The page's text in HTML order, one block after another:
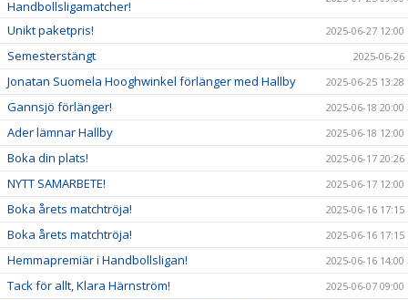
Handbollsligamatcher!
Unikt paketpris! 2025-06-27 12:00
Semesterstängt 2025-06-26
Jonatan Suomela Hooghwinkel förlänger med Hallby 2025-06-25 13:28
Gannsjö förlänger! 2025-06-18 20:00
Ader lämnar Hallby 2025-06-18 12:00
Boka din plats! 2025-06-17 20:26
NYTT SAMARBETE! 2025-06-17 12:00
Boka årets matchtröja! 2025-06-16 17:15
Boka årets matchtröja! 2025-06-16 17:15
Hemmapremiär i Handbollsligan! 2025-06-16 14:00
Tack för allt, Klara Härnström! 2025-06-07 09:00